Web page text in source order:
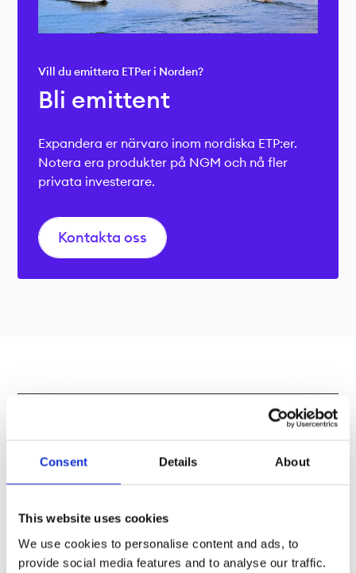
Consent Details About
This website uses cookies
We use cookies to personalise content and ads, to
provide social media features and to analyse our traffic.
Vill du emittera ETPer i Norden?
Bli emittent
Expandera er närvaro inom nordiska ETP:er.
Notera era produkter på NGM och nå fler
privata investerare.
Kontakta oss
NGM samarbetar med några av Europas ledande
samlar de största oberoende
ETP-emittenterna i Norden.